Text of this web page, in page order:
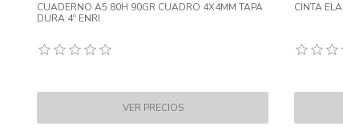
CUADERNO A5 80H 90GR CUADRO 4X4MM TAPA
DURA 4º ENRI
CINTA